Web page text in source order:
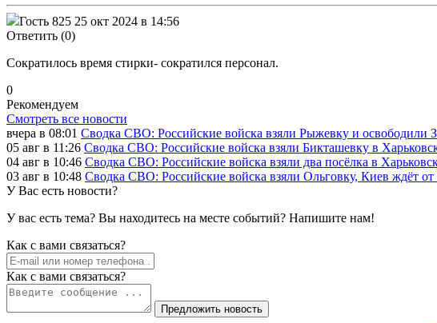
Гость 825 25 окт 2024 в 14:56
Ответить (0)
Сократилось время стирки- сократился персонал.
0
Рекомендуем
Смотреть все новости
вчера в 08:01 Сводка СВО: Российские войска взяли Рыжевку и
05 авг в 11:26 Сводка СВО: Российские войска взяли Бикташевку в
04 авг в 10:46 Сводка СВО: Российские войска взяли два посёлка в
03 авг в 10:48 Сводка СВО: Российские войска взяли Ольговку, Киев ждёт
У Вас есть новости?
У вас есть тема? Вы находитесь на месте событий? Напишите нам!
Как c вами связаться?
Как c вами связаться?
Предложить новость